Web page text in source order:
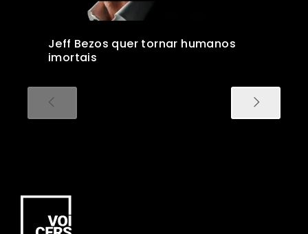
Jeff Bezos quer tornar humanos
imortais